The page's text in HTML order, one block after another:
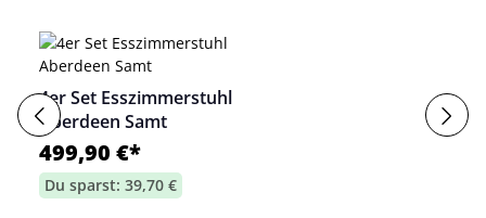
4er Set Esszimmerstuhl
Aberdeen Samt
499,90 €*
Du sparst: 39,70 €